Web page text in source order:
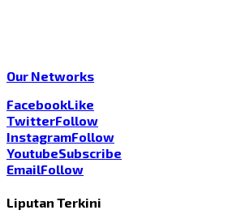
Our Networks
FacebookLike
TwitterFollow
InstagramFollow
YoutubeSubscribe
EmailFollow
Liputan Terkini